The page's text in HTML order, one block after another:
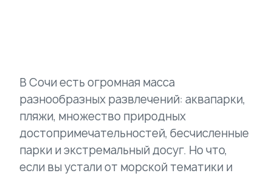
В Сочи есть огромная масса
разнообразных развлечений: аквапарки,
пляжи, множество природных
достопримечательностей, бесчисленные
парки и экстремальный досуг. Но что,
если вы устали от морской тематики и